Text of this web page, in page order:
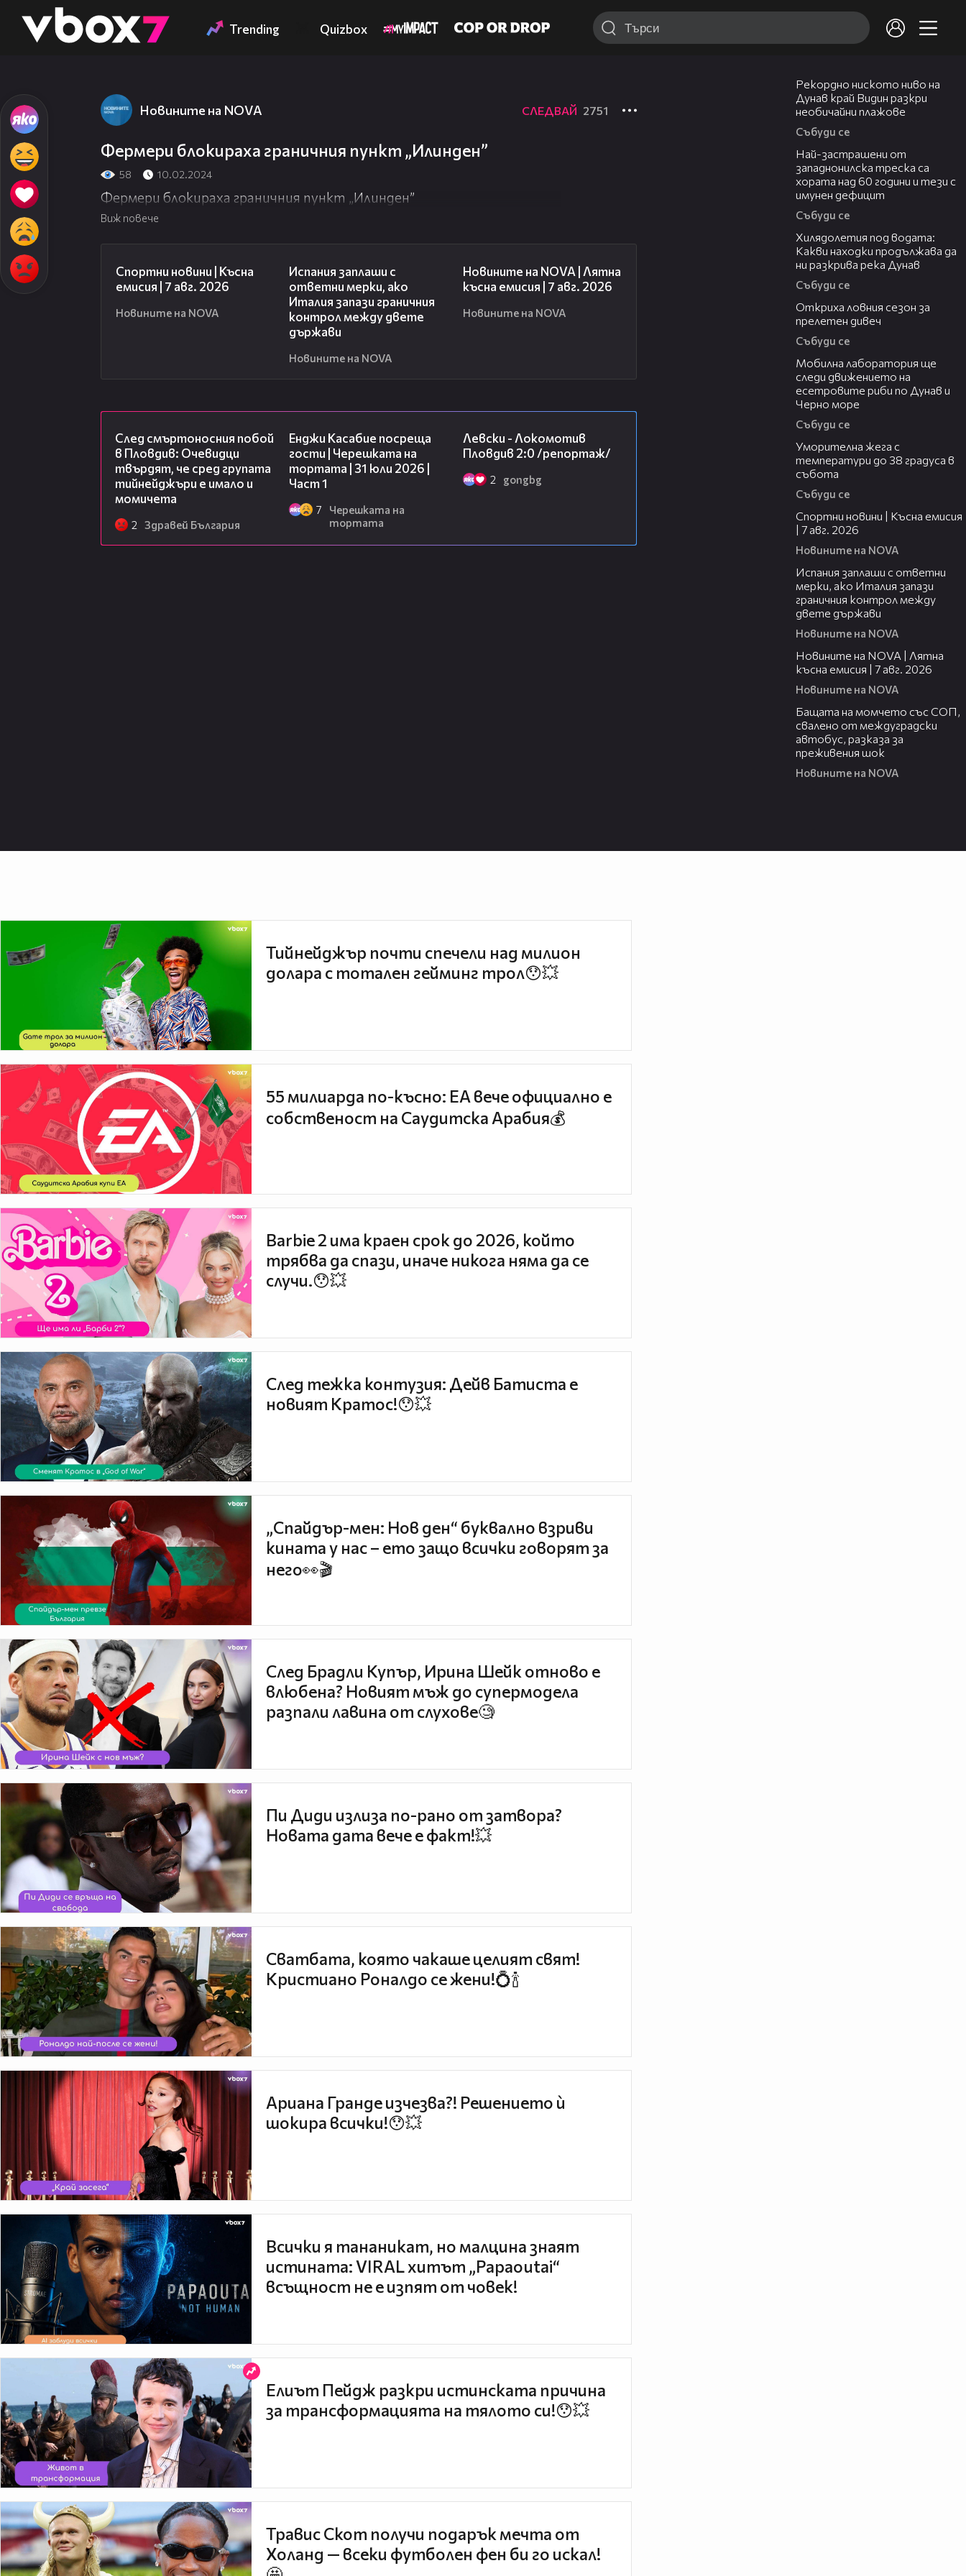
👾 Trending Quizbox
Новините на NOVA СЛЕДВАЙ 2751
Фермери блокираха граничния пункт „Илинден”
58 10.02.2024
Фермери блокираха граничния пункт „Илинден”
Виж повече
Спортни новини | Късна
емисия | 7 авг. 2026
Новините на NOVA
Испания заплаши с
ответни мерки, ако
Италия запази граничния
контрол между двете
държави
Новините на NOVA
Новините на NOVA | Лятна
късна емисия | 7 авг. 2026
Новините на NOVA
След смъртоносния побой
в Пловдив: Очевидци
твърдят, че сред групата
тийнейджъри е имало и
момичета
2 Здравей България
Енджи Касабие посреща
гости | Черешката на
тортата | 31 юли 2026 |
Част 1
7
Черешката на
тортата
Левски - Локомотив
Пловдив 2:0 /репортаж/
2 gongbg
Рекордно ниското ниво на
Дунав край Видин разкри
необичайни плажове
Събуди се
Най-застрашени от
западнонилска треска са
хората над 60 години и тези с
имунен дефицит
Събуди се
Хилядолетия под водата:
Какви находки продължава да
ни разкрива река Дунав
Събуди се
Откриха ловния сезон за
прелетен дивеч
Събуди се
Мобилна лаборатория ще
следи движението на
есетровите риби по Дунав и
Черно море
Събуди се
Уморителна жега с
температури до 38 градуса в
събота
Събуди се
Спортни новини | Късна емисия
| 7 авг. 2026
Новините на NOVA
Испания заплаши с ответни
мерки, ако Италия запази
граничния контрол между
двете държави
Новините на NOVA
Новините на NOVA | Лятна
късна емисия | 7 авг. 2026
Новините на NOVA
Бащата на момчето със СОП,
свалено от междуградски
автобус, разказа за
преживения шок
Новините на NOVA
Тийнейджър почти спечели над милион
долара с тотален гейминг трол😯💥
55 милиарда по-късно: EA вече официално е
собственост на Саудитска Арабия💰
Barbie 2 има краен срок до 2026, който
трябва да спази, иначе никога няма да се
случи.😯💥
След тежка контузия: Дейв Батиста е
новият Кратос!😯💥
„Спайдър-мен: Нов ден“ буквално взриви
кината у нас – ето защо всички говорят за
него👀🎬
След Брадли Купър, Ирина Шейк отново е
влюбена? Новият мъж до супермодела
разпали лавина от слухове🧐
Пи Диди излиза по-рано от затвора?
Новата дата вече е факт!💥
Сватбата, която чакаше целият свят!
Кристиано Роналдо се жени!💍🍾
Ариана Гранде изчезва?! Решението ѝ
шокира всички!😯💥
Всички я тананикат, но малцина знаят
истината: VIRAL хитът „Papaoutai“
всъщност не е изпят от човек!
Елиът Пейдж разкри истинската причина
за трансформацията на тялото си!😯💥
Травис Скот получи подарък мечта от
Холанд — всеки футболен фен би го искал!